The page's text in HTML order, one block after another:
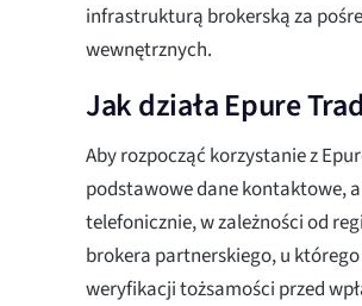
infrastrukturą brokerską za
wewnętrznych.
Jak działa Epure
Aby rozpocząć korzystanie z
podstawowe dane kontaktowe,
telefonicznie, w zależności od
brokera partnerskiego, u
weryfikacji tożsamości przed